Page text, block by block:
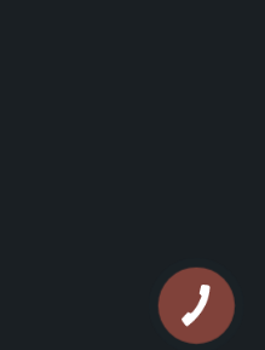
у наших спеціалістів